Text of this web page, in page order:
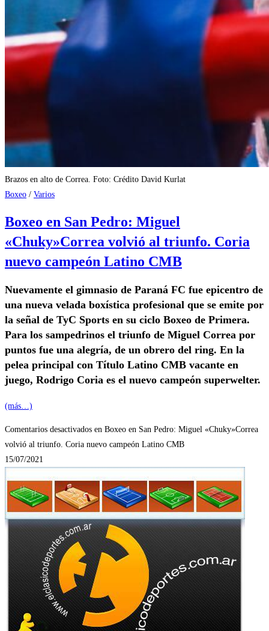
Brazos en alto de Correa. Foto: Crédito David Kurlat
Boxeo / Varios
Boxeo en San Pedro: Miguel
«Chuky»Correa volvió al triunfo. Coria
nuevo campeón Latino CMB
Nuevamente el gimnasio de Paraná FC fue epicentro de
una nueva velada boxística profesional que se emite por
la señal de TyC Sports en su ciclo Boxeo de Primera.
Para los sampedrinos el triunfo de Miguel Correa por
puntos fue una alegría, de un obrero del ring. En la
pelea principal con Título Latino CMB vacante en
juego, Rodrigo Coria es el nuevo campeón superwelter.
(más…)
Comentarios desactivados en Boxeo en San Pedro: Miguel «Chuky»Correa
volvió al triunfo. Coria nuevo campeón Latino CMB
15/07/2021